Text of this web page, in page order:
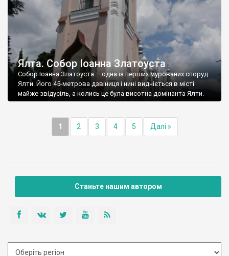
Ялта. Собор Іоанна Златоуста
Собор Іоанна Златоуста – одна із перших мурованих споруд
Ялти. Його 45-метрова дзвіниця і нині видніється в місті
майже звідусіль, а колись це була висотна домінанта Ялти.
1 2 3 4 5 Далі »
Станьте нашим автором